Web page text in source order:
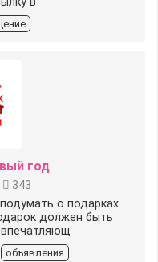
год
343
о подарках
должен быть
объявления